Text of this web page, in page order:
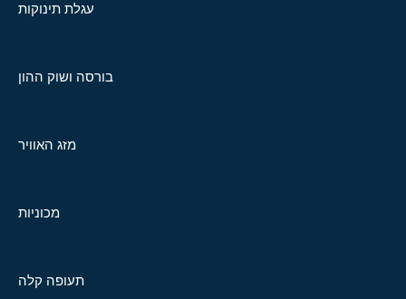
עגלת תינוקות
בורסה ושוק ההון
מזג האוויר
מכוניות
תעופה קלה